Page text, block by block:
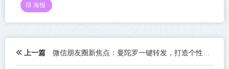
海报
上一篇 微信朋友圈新焦点：曼陀罗一键转发，打造个性化社交空间